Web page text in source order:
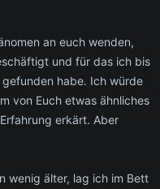
an euch wenden,
und für das ich bis
habe. Ich würde
von Euch etwas ähnliches
erkärt. Aber
wenig älter, lag ich im Bett